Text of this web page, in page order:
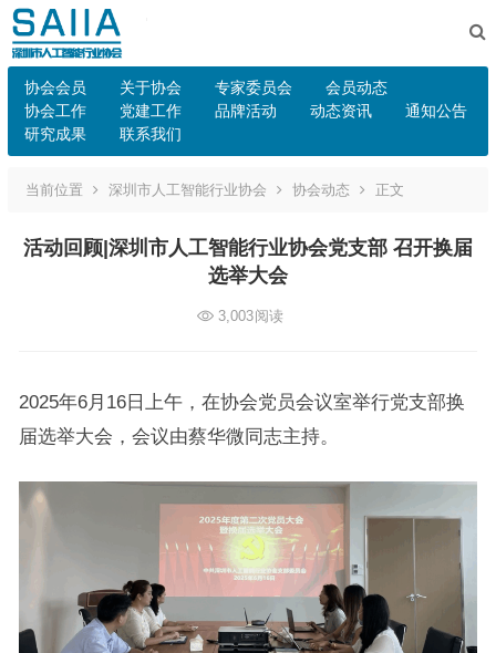
协会会员 关于协会 专家委员会
会员动态
协会工作
党建工作 品牌活动 动态资讯
通知公告
研究成果
联系我们
当前位置 深圳市人工智能行业协会 协会动态 正文
活动回顾|深圳市人工智能行业协会党支部 召开换届
选举大会
3,003阅读
2025年6月16日上午，在协会党员会议室举行党支部换
届选举大会，会议由蔡华微同志主持。